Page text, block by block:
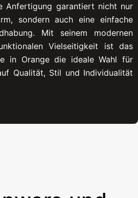
Anfertigung garantiert nicht nur
sondern auch eine einfache
Mit seinem modernen
Vielseitigkeit ist das
in Orange die ideale Wahl für
Qualität, Stil und Individualität